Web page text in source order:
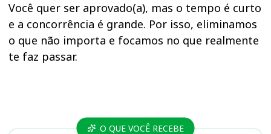
Você quer ser aprovado(a), mas o tempo é curto
e a concorrência é grande. Por isso, eliminamos
o que não importa e focamos no que realmente
te faz passar.
Cursos SEAS ROO QUE VOCÊ RECEBE